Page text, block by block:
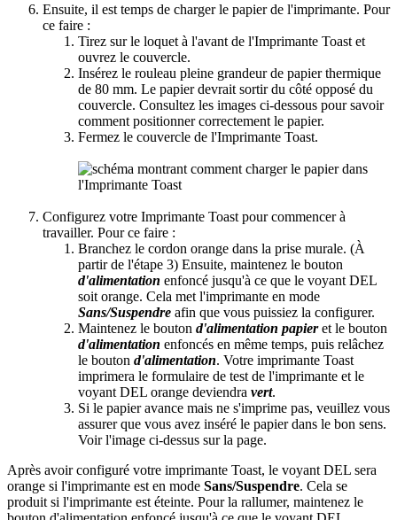
Ensuite, il est temps de charger le papier de l'imprimante. Pour
ce faire :
Tirez sur le loquet à l'avant de l'Imprimante Toast et
ouvrez le couvercle.
Insérez le rouleau pleine grandeur de papier thermique
de 80 mm. Le papier devrait sortir du côté opposé du
couvercle. Consultez les images ci-dessous pour savoir
comment positionner correctement le papier.
Fermez le couvercle de l'Imprimante Toast.
Configurez votre Imprimante Toast pour commencer à
travailler. Pour ce faire :
Branchez le cordon orange dans la prise murale. (À
partir de l'étape 3) Ensuite, maintenez le bouton
d'alimentation enfoncé jusqu'à ce que le voyant DEL
soit orange. Cela met l'imprimante en mode
Sans/Suspendre afin que vous puissiez la configurer.
Maintenez le bouton d'alimentation papieret le bouton
d'alimentation enfoncés en même temps, puis relâchez
le bouton d'alimentation. Votre imprimante Toast
imprimera le formulaire de test de l'imprimante et le
voyant DEL orange deviendra vert.
Si le papier avance mais ne s'imprime pas, veuillez vous
assurer que vous avez inséré le papier dans le bon sens.
Voir l'image ci-dessus sur la page.
Après avoir configuré votre imprimante Toast, le voyant DEL sera
orange si l'imprimante est en mode Sans/Suspendre. Cela se
produit si l'imprimante est éteinte. Pour la rallumer, maintenez le